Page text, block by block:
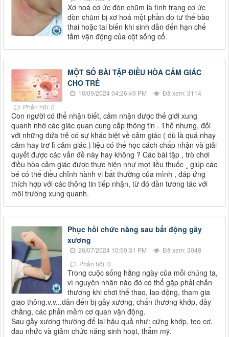
Xơ hoá cơ ức đòn chũm là tình trạng cơ ức
đòn chũm bị xơ hoá một phần do tư thế bào
thai hoặc tai biến khi sinh dẫn đến hạn chế
tầm vận động của cột sống cổ.
MỘT SỐ BÀI TẬP ĐIỀU HÒA CẢM GIÁC
CHO TRẺ
10/09/2024 04:26:49 PM
Đã xem: 3114
Phản hồi: 0
Con người có thể nhận biết, cảm nhận được thế giới xung
quanh nhờ các giác quan cung cấp thông tin . Thế nhưng, đối
với những đứa trẻ có sự khác biệt về cảm giác ( dù là quá nhạy
cảm hay trơ lì cảm giác ) liệu có thể học cách chấp nhận và giải
quyết được các vấn đề này hay không ? Các bài tập , trò chơi
điều hòa cảm giác được thực hiện như mọt liều thuốc ¸ giúp các
bé có thể điều chỉnh hành vi bất thường của mình , đáp ứng
thích hợp với các thông tin tiếp nhận, từ đó dần tương tác với
môi trường xung quanh.
Phục hồi chức năng sau bất động gãy
xương
26/07/2024 10:50:31 PM
Đã xem: 3048
Phản hồi: 0
Trong cuộc sống hằng ngày của mỗi chúng ta,
vì nguyên nhân nào đó có thể gặp phải chấn
thương khi chơi thể thao, lao động, tham gia
giao thông.v.v...dẫn đến bị gẫy xương, chấn thương khớp, dây
chằng, các phần mềm cơ quan vận động.
Sau gẫy xương thường để lại hậu quả như: cứng khớp, teo cơ,
đau nhức và giảm chức năng sinh hoạt, thẩm mỹ.